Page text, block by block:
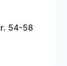
54-58